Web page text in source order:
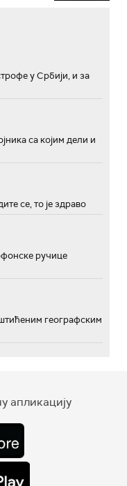
у Србији, и за
са којим дели и
се, то је здраво
ручице
географским
апликацију